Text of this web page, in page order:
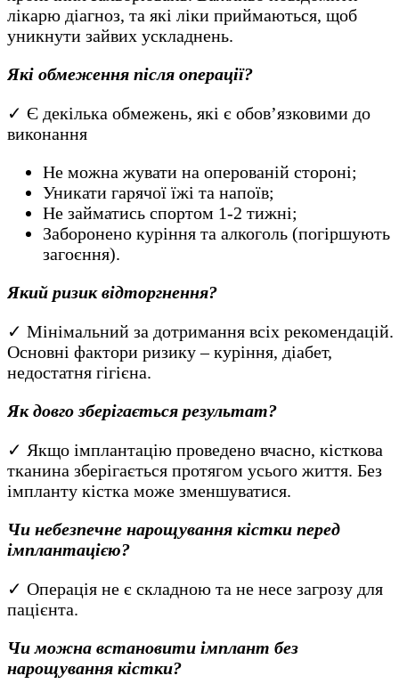
лікарю діагноз, та які ліки приймаються, щоб
уникнути зайвих ускладнень.
Які обмеження після операції?
✓ Є декілька обмежень, які є обов’язковими до
виконання
Не можна жувати на оперованій стороні;
Уникати гарячої їжі та напоїв;
Не займатись спортом 1-2 тижні;
Заборонено куріння та алкоголь (погіршують
загоєння).
Який ризик відторгнення?
✓ Мінімальний за дотримання всіх рекомендацій.
Основні фактори ризику – куріння, діабет,
недостатня гігієна.
Як довго зберігається результат?
✓ Якщо імплантацію проведено вчасно, кісткова
тканина зберігається протягом усього життя. Без
імпланту кістка може зменшуватися.
Чи небезпечне нарощування кістки перед
імплантацією?
✓ Операція не є складною та не несе загрозу для
пацієнта.
Чи можна встановити імплант без
нарощування кістки?